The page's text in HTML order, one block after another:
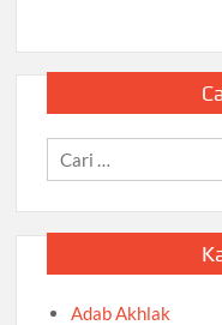
Adab Akhlak